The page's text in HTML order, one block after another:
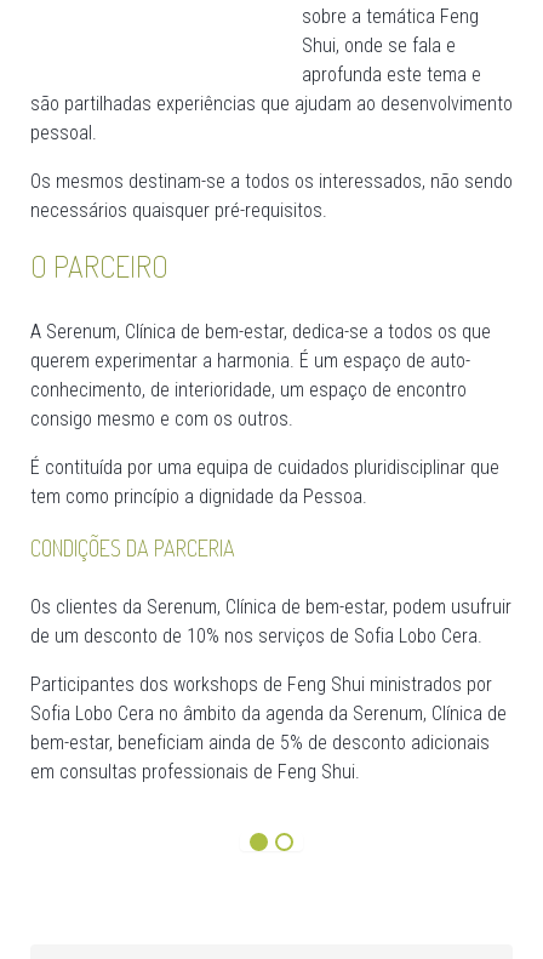
sobre a temática Feng
Shui, onde se fala e
aprofunda este tema e
são partilhadas experiências que ajudam ao desenvolvimento
pessoal.
Os mesmos destinam-se a todos os interessados, não sendo
necessários quaisquer pré-requisitos.
O PARCEIRO
A Serenum, Clínica de bem-estar, dedica-se a todos os que
querem experimentar a harmonia. É um espaço de auto-
conhecimento, de interioridade, um espaço de encontro
consigo mesmo e com os outros.
É contituída por uma equipa de cuidados pluridisciplinar que
tem como princípio a dignidade da Pessoa.
CONDIÇÕES DA PARCERIA
Os clientes da Serenum, Clínica de bem-estar, podem usufruir
de um desconto de 10% nos serviços de Sofia Lobo Cera.
Participantes dos workshops de Feng Shui ministrados por
Sofia Lobo Cera no âmbito da agenda da Serenum, Clínica de
bem-estar, beneficiam ainda de 5% de desconto adicionais
em consultas professionais de Feng Shui.
1 2